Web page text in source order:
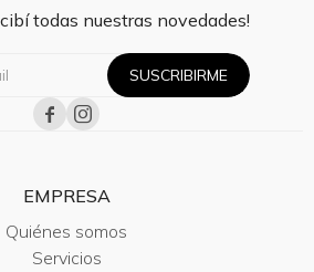
todas nuestras novedades!
SUSCRIBIRME
 
EMPRESA
Quiénes somos
Servicios